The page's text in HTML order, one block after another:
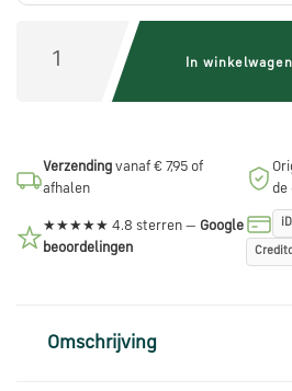
je
vraag
via
mail
In
Verzending vanaf € 7,95 of
afhalen
de
★★★★★ 4.8 sterren — Google
beoordelingen
Omschrijving